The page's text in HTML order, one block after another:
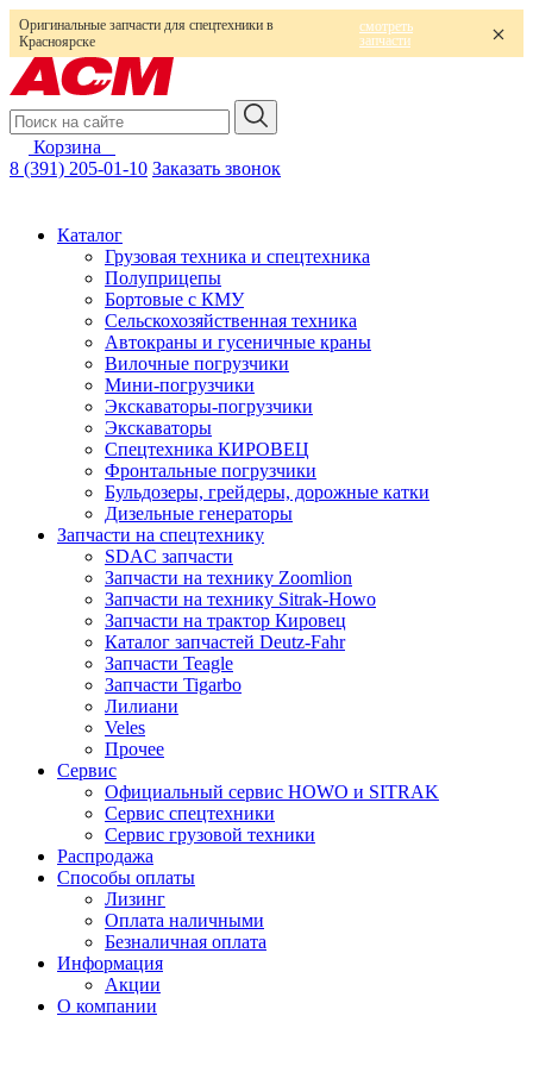
Оригинальные запчасти для спецтехники в
Красноярске
смотреть
запчасти
Корзина
8 (391) 205-01-10 Заказать звонок
Каталог
Грузовая техника и спецтехника
Полуприцепы
Бортовые с КМУ
Сельскохозяйственная техника
Автокраны и гусеничные краны
Вилочные погрузчики
Мини-погрузчики
Экскаваторы-погрузчики
Экскаваторы
Спецтехника КИРОВЕЦ
Фронтальные погрузчики
Бульдозеры, грейдеры, дорожные катки
Дизельные генераторы
Запчасти на спецтехнику
SDAC запчасти
Запчасти на технику Zoomlion
Запчасти на технику Sitrak-Howo
Запчасти на трактор Кировец
Каталог запчастей Deutz-Fahr
Запчасти Teagle
Запчасти Tigarbo
Лилиани
Veles
Прочее
Сервис
Официальный сервис HOWO и SITRAK
Сервис спецтехники
Сервис грузовой техники
Распродажа
Способы оплаты
Лизинг
Оплата наличными
Безналичная оплата
Информация
Акции
О компании